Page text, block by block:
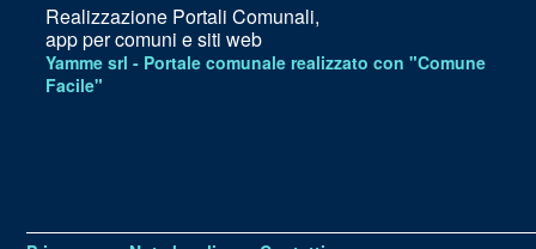
Realizzazione Portali Comunali,
app per comuni e siti web
Yamme srl - Portale comunale realizzato con "Comune
Facile"